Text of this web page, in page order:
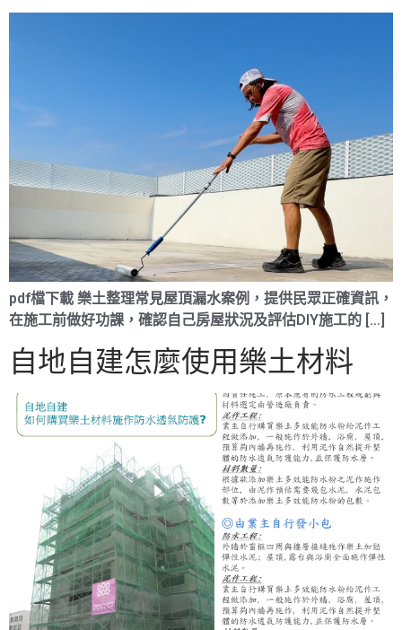
pdf檔下載 樂土整理常見屋頂漏水案例，提供民眾正確資訊，
在施工前做好功課，確認自己房屋狀況及評估DIY施工的 […]
自地自建怎麼使用樂土材料